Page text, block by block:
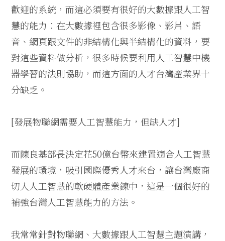
歡迎的系統，而這必須要有很好的大數據跟人工智
慧的能力：在大數據裡包含很多影像、影片、語
音、網頁跟文件的非結構化與半結構化的資料，要
對這些資料做分析，很多時候要利用人工智慧中機
器學習的法則協助，而這方面的人才台灣產業界十
分缺乏。
[發展物聯網需要人工智慧能力，但缺人才]
而陳良基部長決定花50億台幣來建置適合人工智慧
發展的環境，吸引國際優秀人才來台，讓台灣廠商
切入人工智慧的軟硬體產業鍊中，這是一個很好的
補強台灣人工智慧能力的方法。
我常常針對物聯網、大數據跟人工智慧主題演講，